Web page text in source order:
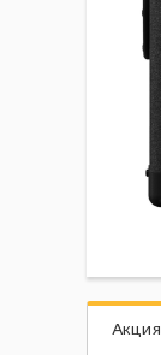
Акция